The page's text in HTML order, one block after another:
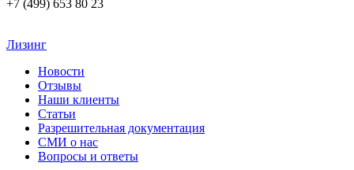
+7 (499) 653 80 23
Лизинг
Новости
Отзывы
Наши клиенты
Статьи
Разрешительная документация
СМИ о нас
Вопросы и ответы